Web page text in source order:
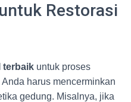
Restorasi
terbaik untuk proses
harus mencerminkan
gedung. Misalnya, jika